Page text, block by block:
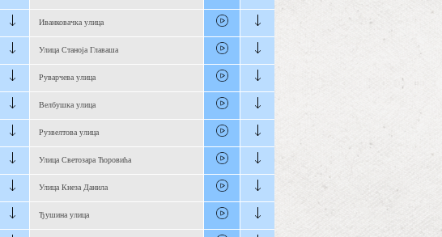
Иванковачка улица
Улица Станоја Главаша
Руварчева улица
Велбушка улица
Рузвелтова улица
Улица Светозара Ћоровића
Улица Кнеза Данила
Ђушина улица